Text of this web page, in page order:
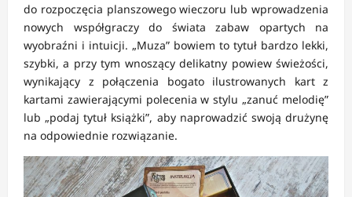
do rozpoczęcia planszowego wieczoru lub wprowadzenia
nowych współgraczy do świata zabaw opartych na
wyobraźni i intuicji. „Muza” bowiem to tytuł bardzo lekki,
szybki, a przy tym wnoszący delikatny powiew świeżości,
wynikający z połączenia bogato ilustrowanych kart z
kartami zawierającymi polecenia w stylu „zanuć melodię”
lub „podaj tytuł książki”, aby naprowadzić swoją drużynę
na odpowiednie rozwiązanie.